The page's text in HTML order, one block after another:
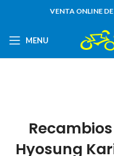
VENTA ONLINE
MENU
Hyosung